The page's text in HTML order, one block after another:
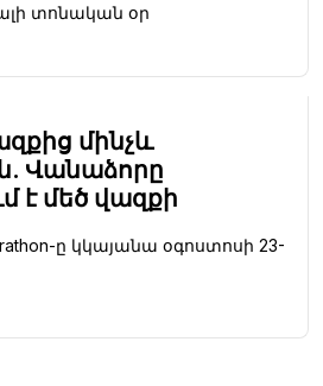
տոնական օր
մինչև
Վանաձորը
է մեծ վազքի
ը կկայանա օգոստոսի 23-